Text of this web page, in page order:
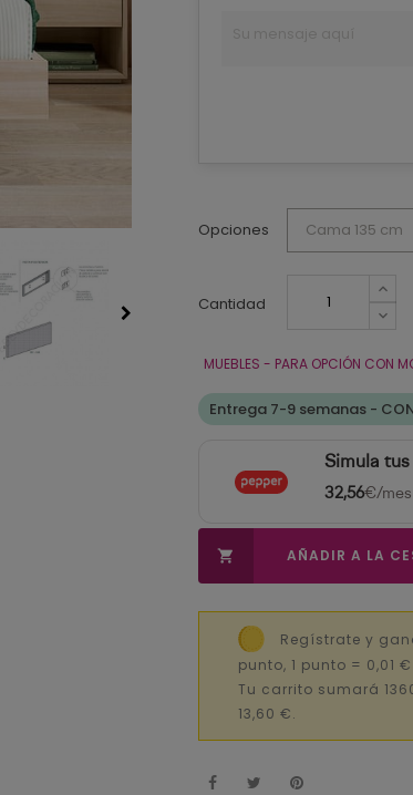
Opciones
Cantidad
MUEBLES - PARA OPCIÓN CON
Entrega 7-9 semanas -
Simula
32,56€/mes
 AÑADIR A LA
Regístrate y
punto, 1 punto = 0,01
Tu carrito sumará
13,60 €.